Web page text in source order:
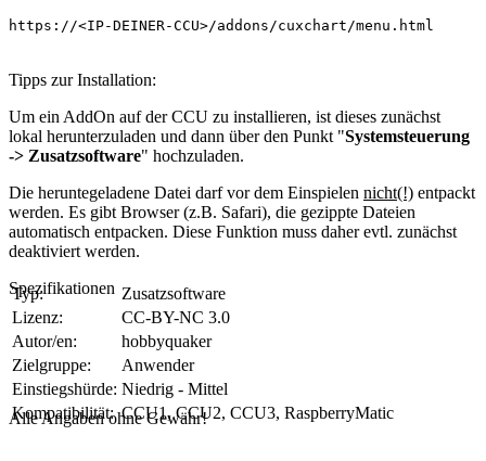
https://<IP-DEINER-CCU>/addons/cuxchart/menu.html
Tipps zur Installation:
Um ein AddOn auf der CCU zu installieren, ist dieses zunächst
lokal herunterzuladen und dann über den Punkt "Systemsteuerung
-> Zusatzsoftware" hochzuladen.
Die heruntegeladene Datei darf vor dem Einspielen nicht(!) entpackt
werden. Es gibt Browser (z.B. Safari), die gezippte Dateien
automatisch entpacken. Diese Funktion muss daher evtl. zunächst
deaktiviert werden.
Spezifikationen
Typ:
Zusatzsoftware
Lizenz:
CC-BY-NC 3.0
Autor/en:
hobbyquaker
Zielgruppe:
Anwender
Einstiegshürde: Niedrig - Mittel
Kompatibilität: CCU1, CCU2, CCU3, RaspberryMatic
Alle Angaben ohne Gewähr!